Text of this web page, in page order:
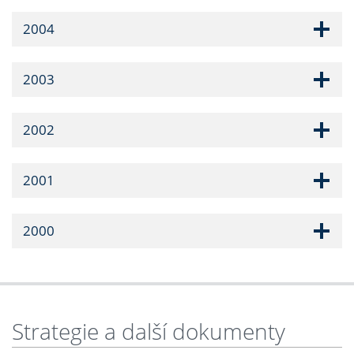
2004
2003
2002
2001
2000
Strategie a další dokumenty